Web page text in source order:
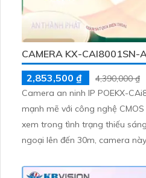
CAMERA KX-CAI8001SN-
2,853,500 ₫
4,390,000 ₫
Camera an ninh IP POEKX-
mạnh mẽ với công nghệ
xem trong tình trạng thiếu sáng. Với khả năng
ngoại lên đến 30m, camera
giúp tiết kiệm băng thông với